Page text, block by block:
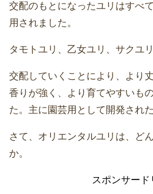
交配のもとになったユリはすべ
用されました。
タモトユリ、乙女ユリ、サクユ
交配していくことにより、より
香りが強く、より育てやすいも
た。主に園芸用として開発され
さて、オリエンタルユリは、ど
か。
スポンサード